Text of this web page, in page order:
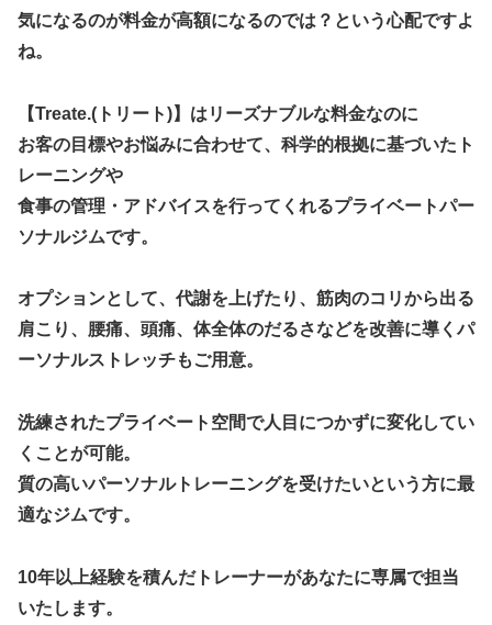
気になるのが料金が高額になるのでは？という心配ですよ
ね。
【Treate.(トリート)】はリーズナブルな料金なのに
お客の目標やお悩みに合わせて、科学的根拠に基づいたト
レーニングや
食事の管理・アドバイスを行ってくれるプライベートパー
ソナルジムです。
オプションとして、代謝を上げたり、筋肉のコリから出る
肩こり、腰痛、頭痛、体全体のだるさなどを改善に導くパ
ーソナルストレッチもご用意。
洗練されたプライベート空間で人目につかずに変化してい
くことが可能。
質の高いパーソナルトレーニングを受けたいという方に最
適なジムです。
10年以上経験を積んだトレーナーがあなたに専属で担当
いたします。